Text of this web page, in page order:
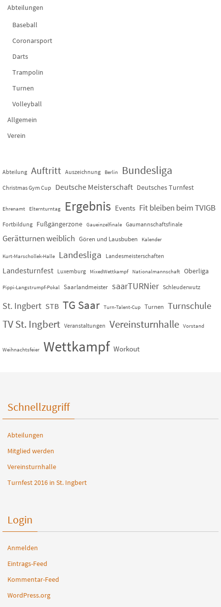
Abteilungen
Baseball
Coronarsport
Darts
Trampolin
Turnen
Volleyball
Allgemein
Verein
Abteilung Auftritt Auszeichnung Berlin Bundesliga
Christmas Gym Cup Deutsche Meisterschaft Deutsches Turnfest
Ehrenamt Elternturntag Ergebnis Events Fit bleiben beim TVIGB
Fortbildung Fußgängerzone Gaueinzelfinale Gaumannschaftsfinale
Gerätturnen weiblich Gören und Lausbuben Kalender
Kurt-Marschollek-Halle Landesliga Landesmeisterschaften
Landesturnfest Luxemburg MixedWettkampf Nationalmannschaft Oberliga
Pippi-Langstrumpf-Pokal Saarlandmeister saarTURNier Schleuderwutz
St. Ingbert STB TG Saar Turn-Talent-Cup Turnen Turnschule
TV St. Ingbert Veranstaltungen Vereinsturnhalle Vorstand
Weihnachtsfeier Wettkampf Workout
Schnellzugriff
Abteilungen
Mitglied werden
Vereinsturnhalle
Turnfest 2016 in St. Ingbert
Login
Anmelden
Eintrags-Feed
Kommentar-Feed
WordPress.org